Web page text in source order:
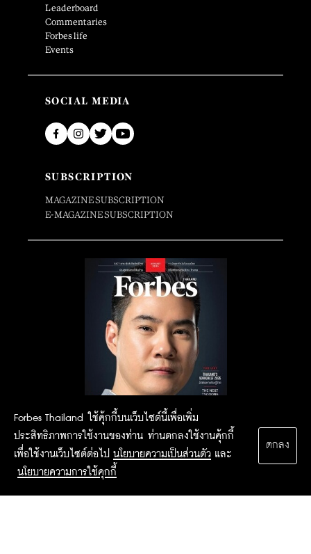
Forbes Thailand ใช้คุ้กกี้บนเว็บไซต์นี้เพื่อเพิ่ม
ประสิทธิภาพการใช้งานของท่าน ท่านตกลงใช้งานคุ้กกี้
เพื่อใช้งานเว็บไซต์ต่อไป นโยบายความเป็นส่วนตัว และ
นโยบายความการใช้คุกกี้
ตกลง
Leaderboard
Commentaries
Forbes life
Events
SOCIAL MEDIA
SUBSCRIPTION
MAGAZINE SUBSCRIPTION
E-MAGAZINE SUBSCRIPTION
2015 Forbesthailand.com ALL RIGHTS RESERVED